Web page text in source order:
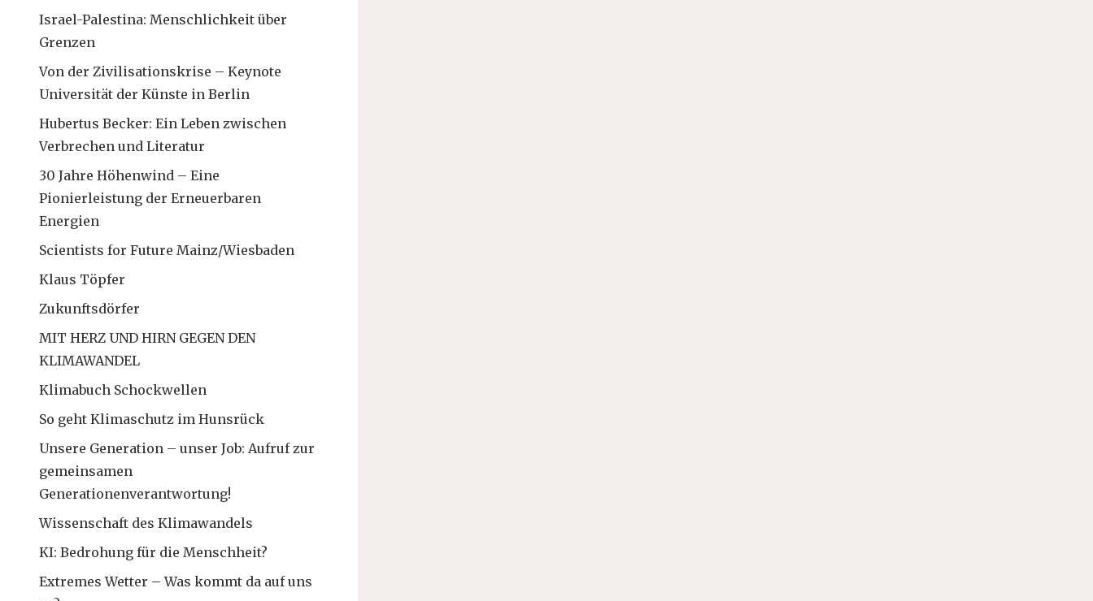
Israel-Palestina: Menschlichkeit über
Grenzen
Von der Zivilisationskrise – Keynote
Universität der Künste in Berlin
Hubertus Becker: Ein Leben zwischen
Verbrechen und Literatur
30 Jahre Höhenwind – Eine
Pionierleistung der Erneuerbaren
Energien
Scientists for Future Mainz/Wiesbaden
Klaus Töpfer
Zukunftsdörfer
MIT HERZ UND HIRN GEGEN DEN
KLIMAWANDEL
Klimabuch Schockwellen
So geht Klimaschutz im Hunsrück
Unsere Generation – unser Job: Aufruf zur
gemeinsamen
Generationenverantwortung!
Wissenschaft des Klimawandels
KI: Bedrohung für die Menschheit?
Extremes Wetter – Was kommt da auf uns